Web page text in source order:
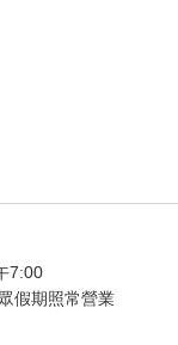
7:00
假期照常營業